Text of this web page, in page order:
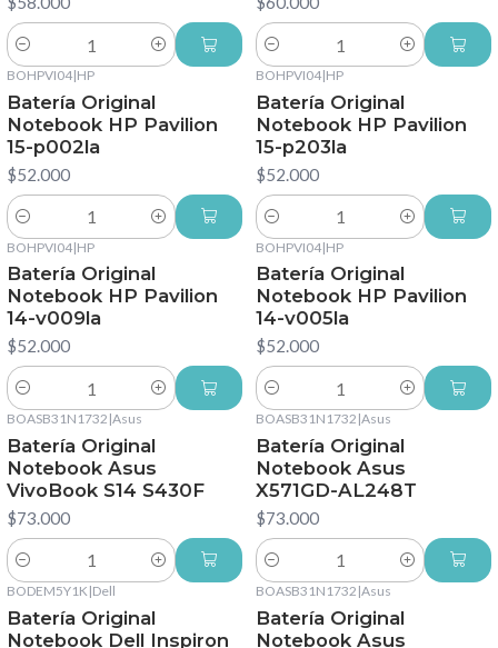
Cantidad Cantidad
BOHPVI04|HP
Batería Original
Notebook HP Pavilion
15-p002la
$52.000
Cantidad
BOHPVI04|HP
Batería Original
Notebook HP Pavilion
15-p203la
$52.000
Cantidad
BOHPVI04|HP
Batería Original
Notebook HP Pavilion
14-v009la
$52.000
Cantidad
BOHPVI04|HP
Batería Original
Notebook HP Pavilion
14-v005la
$52.000
Cantidad
BOASB31N1732 |Asus
Batería Original
Notebook Asus
VivoBook S14 S430F
$73.000
Cantidad
BOASB31N1732 |Asus
Batería Original
Notebook Asus
X571GD-AL248T
$73.000
Cantidad
BODEM5Y1K |Dell
Batería Original
Notebook Dell Inspiron
BOASB31N1732 |Asus
Batería Original
Notebook Asus